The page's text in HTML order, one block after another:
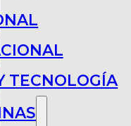
TECNOLOGÍA